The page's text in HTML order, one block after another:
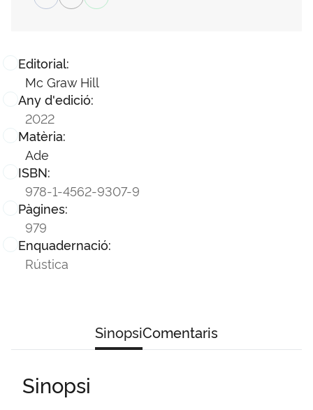
Editorial:
Mc Graw Hill
Any d'edició:
2022
Matèria:
Ade
ISBN:
978-1-4562-9307-9
Pàgines:
979
Enquadernació:
Rústica
SinopsiComentaris
Sinopsi